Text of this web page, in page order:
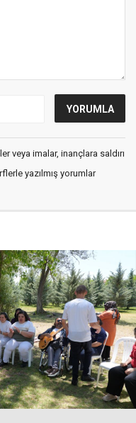
veya imalar, inançlara saldırı
yazılmış yorumlar